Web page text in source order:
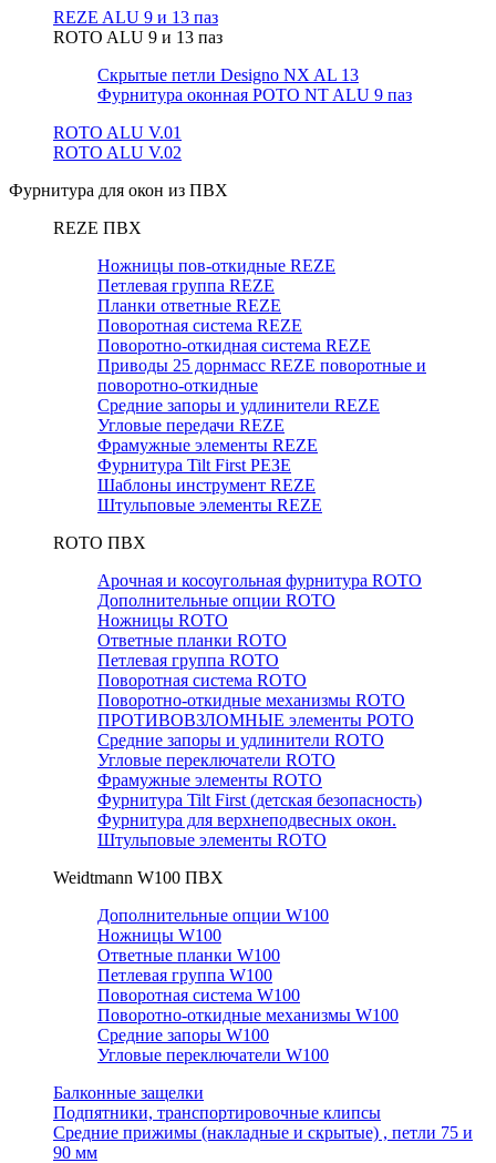
REZE ALU 9 и 13 паз
ROTO ALU 9 и 13 паз
Скрытые петли Designo NX AL 13
Фурнитура оконная РОТО NT ALU 9 паз
ROTO ALU V.01
ROTO ALU V.02
Фурнитура для окон из ПВХ
REZE ПВХ
Ножницы пов-откидные REZE
Петлевая группа REZE
Планки ответные REZE
Поворотная система REZE
Поворотно-откидная система REZE
Приводы 25 дорнмасс REZE поворотные и
поворотно-откидные
Средние запоры и удлинители REZE
Угловые передачи REZE
Фрамужные элементы REZE
Фурнитура Tilt First РЕЗЕ
Шаблоны инструмент REZE
Штульповые элементы REZE
RОTO ПВХ
Арочная и косоугольная фурнитура ROTO
Дополнительные опции ROTO
Ножницы ROTO
Ответные планки ROTO
Петлевая группа ROTO
Поворотная система ROTO
Поворотно-откидные механизмы ROTO
ПРОТИВОВЗЛОМНЫЕ элементы РОТО
Средние запоры и удлинители ROTO
Угловые переключатели ROTO
Фрамужные элементы ROTO
Фурнитура Tilt First (детская безопасность)
Фурнитура для верхнеподвесных окон.
Штульповые элементы ROTO
Weidtmann W100 ПВХ
Дополнительные опции W100
Ножницы W100
Ответные планки W100
Петлевая группа W100
Поворотная система W100
Поворотно-откидные механизмы W100
Средние запоры W100
Угловые переключатели W100
Балконные защелки
Подпятники, транспортировочные клипсы
Средние прижимы (накладные и скрытые) , петли 75 и
90 мм